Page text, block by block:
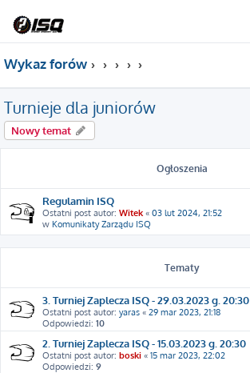
Wykaz forów
Turnieje dla juniorów
Nowy temat
Ogłoszenia
Regulamin ISQ
Ostatni post autor: Witek « 03 lut 2024, 21:52
w Komunikaty Zarządu ISQ
Tematy
3. Turniej Zaplecza ISQ - 29.03.2023 g. 20:30
Ostatni post autor: yaras « 29 mar 2023, 21:18
Odpowiedzi: 10
2. Turniej Zaplecza ISQ - 15.03.2023 g. 20:30
Ostatni post autor: boski « 15 mar 2023, 22:02
Odpowiedzi: 9